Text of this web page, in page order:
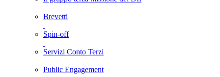
Brevetti
Spin-off
Servizi Conto Terzi
Public Engagement